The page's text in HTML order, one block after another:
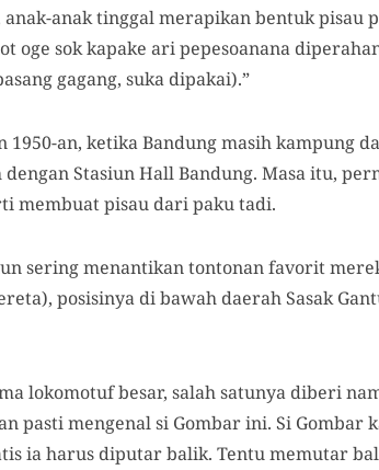
anak tinggal merapikan bentuk pisau
oge sok kapake ari pepesoanana
gagang, suka dipakai).”
an, ketika Bandung masih kampung
Stasiun Hall Bandung. Masa itu,
membuat pisau dari paku tadi.
sering menantikan tontonan favorit
posisinya di bawah daerah Sasak
lokomotuf besar, salah satunya diberi
pasti mengenal si Gombar ini. Si Gombar
ia harus diputar balik. Tentu memutar